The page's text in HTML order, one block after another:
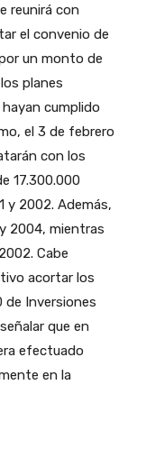
reunirá con
el convenio de
un monto de
planes
cumplido
el 3 de febrero
con los
17.300.000
y 2002. Además,
2004, mientras
Cabe
acortar los
de Inversiones
que en
efectuado
en la